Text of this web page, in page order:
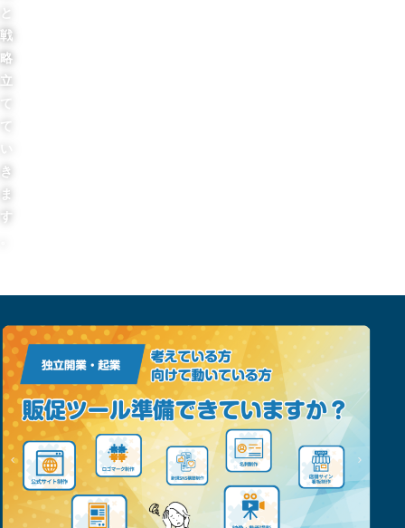
と
戦
略
立
て
て
き
ま
す